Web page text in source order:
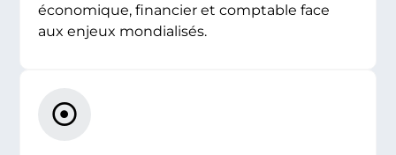
économique, financier et comptable face
aux enjeux mondialisés.